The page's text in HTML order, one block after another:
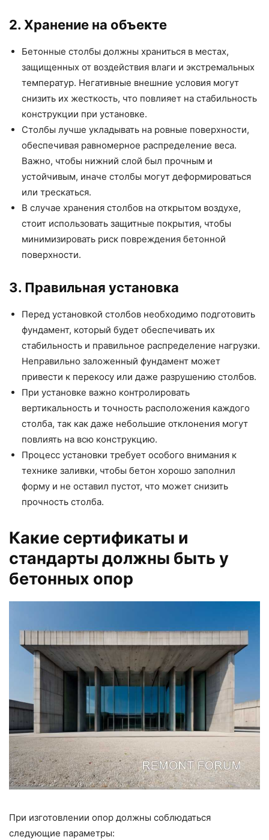
2. Хранение на объекте
Бетонные столбы должны храниться в местах,
защищенных от воздействия влаги и экстремальных
температур. Негативные внешние условия могут
снизить их жесткость, что повлияет на стабильность
конструкции при установке.
Столбы лучше укладывать на ровные поверхности,
обеспечивая равномерное распределение веса.
Важно, чтобы нижний слой был прочным и
устойчивым, иначе столбы могут деформироваться
или трескаться.
В случае хранения столбов на открытом воздухе,
стоит использовать защитные покрытия, чтобы
минимизировать риск повреждения бетонной
поверхности.
3. Правильная установка
Перед установкой столбов необходимо подготовить
фундамент, который будет обеспечивать их
стабильность и правильное распределение нагрузки.
Неправильно заложенный фундамент может
привести к перекосу или даже разрушению столбов.
При установке важно контролировать
вертикальность и точность расположения каждого
столба, так как даже небольшие отклонения могут
повлиять на всю конструкцию.
Процесс установки требует особого внимания к
технике заливки, чтобы бетон хорошо заполнил
форму и не оставил пустот, что может снизить
прочность столба.
Какие сертификаты и
стандарты должны быть у
бетонных опор
При изготовлении опор должны соблюдаться
следующие параметры: